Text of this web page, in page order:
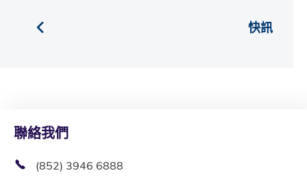
快訊
聯絡我們
(852) 3946 6888